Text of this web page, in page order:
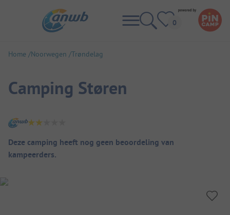
Home Noorwegen Trøndelag
Camping Støren
Camping overzicht
Deze camping heeft nog geen beoordeling van
kampeerders.